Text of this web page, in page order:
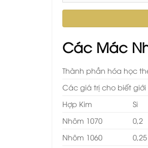
Các Mác
Thành phần hóa học
Các giá trị cho biết
Hợp Kim
Si
Nhôm 1070
0,2
Nhôm 1060
0,25